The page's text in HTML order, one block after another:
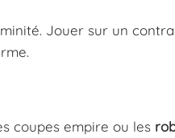
Jouer sur un
coupes empire ou les